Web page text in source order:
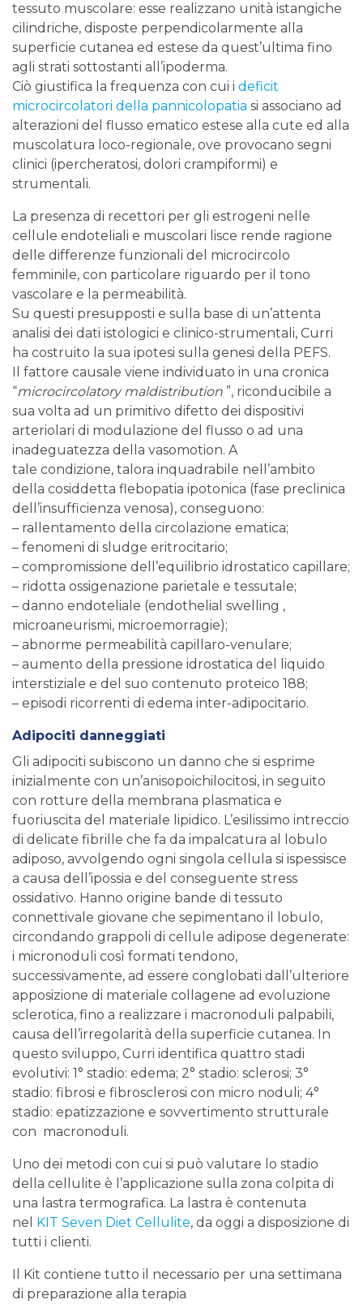
tessuto muscolare: esse realizzano unità istangiche
cilindriche, disposte perpendicolarmente alla
superficie cutanea ed estese da quest’ultima fino
agli strati sottostanti all’ipoderma.
Ciò giustifica la frequenza con cui i deficit
microcircolatori della pannicolopatia si associano ad
alterazioni del flusso ematico estese alla cute ed alla
muscolatura loco-regionale, ove provocano segni
clinici (ipercheratosi, dolori crampiformi) e
strumentali.
La presenza di recettori per gli estrogeni nelle
cellule endoteliali e muscolari lisce rende ragione
delle differenze funzionali del microcircolo
femminile, con particolare riguardo per il tono
vascolare e la permeabilità.
Su questi presupposti e sulla base di un’attenta
analisi dei dati istologici e clinico-strumentali, Curri
ha costruito la sua ipotesi sulla genesi della PEFS.
Il fattore causale viene individuato in una cronica
“microcircolatory maldistribution ”, riconducibile a
sua volta ad un primitivo difetto dei dispositivi
arteriolari di modulazione del flusso o ad una
inadeguatezza della vasomotion. A
tale condizione, talora inquadrabile nell’ambito
della cosiddetta flebopatia ipotonica (fase preclinica
dell’insufficienza venosa), conseguono:
– rallentamento della circolazione ematica;
– fenomeni di sludge eritrocitario;
– compromissione dell’equilibrio idrostatico capillare;
– ridotta ossigenazione parietale e tessutale;
– danno endoteliale (endothelial swelling ,
microaneurismi, microemorragie);
– abnorme permeabilità capillaro-venulare;
– aumento della pressione idrostatica del liquido
interstiziale e del suo contenuto proteico 188;
– episodi ricorrenti di edema inter-adipocitario.
Adipociti danneggiati
Gli adipociti subiscono un danno che si esprime
inizialmente con un’anisopoichilocitosi, in seguito
con rotture della membrana plasmatica e
fuoriuscita del materiale lipidico. L’esilissimo intreccio
di delicate fibrille che fa da impalcatura al lobulo
adiposo, avvolgendo ogni singola cellula si ispessisce
a causa dell’ipossia e del conseguente stress
ossidativo. Hanno origine bande di tessuto
connettivale giovane che sepimentano il lobulo,
circondando grappoli di cellule adipose degenerate:
i micronoduli così formati tendono,
successivamente, ad essere conglobati dall’ulteriore
apposizione di materiale collagene ad evoluzione
sclerotica, fino a realizzare i macronoduli palpabili,
causa dell’irregolarità della superficie cutanea. In
questo sviluppo, Curri identifica quattro stadi
evolutivi: 1° stadio: edema; 2° stadio: sclerosi; 3°
stadio: fibrosi e fibrosclerosi con micro noduli; 4°
stadio: epatizzazione e sovvertimento strutturale
con macronoduli.
Uno dei metodi con cui si può valutare lo stadio
della cellulite è l’applicazione sulla zona colpita di
una lastra termografica. La lastra è contenuta
nel KIT Seven Diet Cellulite, da oggi a disposizione di
tutti i clienti.
Il Kit contiene tutto il necessario per una settimana
di preparazione alla terapia